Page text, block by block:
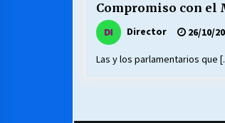
Compromiso con
Director 26/10/
Las y los parlamentarios que